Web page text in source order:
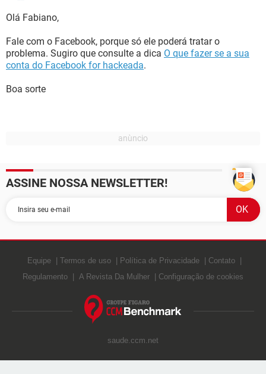
Olá Fabiano,
Fale com o Facebook, porque só ele poderá tratar o
problema. Sugiro que consulte a dica O que fazer se a sua
conta do Facebook for hackeada.
Boa sorte
ASSINE NOSSA NEWSLETTER!
Equipe Termos de uso Política de Privacidade
Contato
Regulamento
A Revista Da Mulher Configuração de cookies
saude.ccm.net